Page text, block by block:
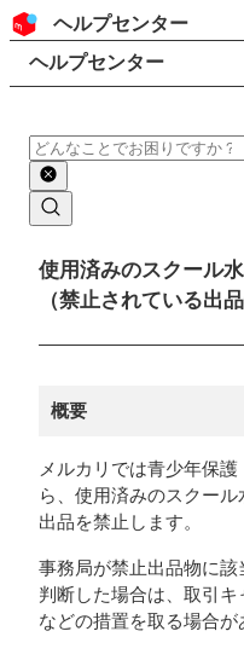
コンテンツにスキップ
ヘッダー
ヘルプセンター
検索
パンくずリスト
ヘルプセンター
検索
メインコンテン
使用済みのスクール
（禁止されている出品
概要
メルカリでは青少年保
ら、使用済みのスクー
出品を禁止します。
事務局が禁止出品物に該
判断した場合は、取引
などの措置を取る場合が